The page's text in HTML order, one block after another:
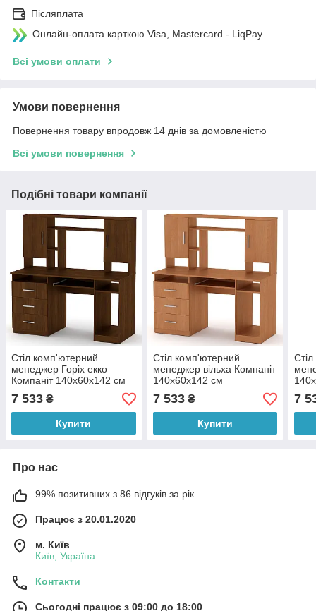
Післяплата
Онлайн-оплата карткою Visa, Mastercard - LiqPay
Всі умови оплати
Умови повернення
Повернення товару впродовж 14 днів за домовленістю
Всі умови повернення
Подібні товари компанії
Стіл комп'ютерний
менеджер Горіх екко
Компаніт 140х60х142 см
7 533 ₴
Купити
Стіл комп'ютерний
менеджер вільха Компаніт
140х60х142 см
7 533₴
Купити
7
Про нас
99% позитивних з 86 відгуків за рік
Працює з 20.01.2020
м. Київ
Київ, Україна
Контакти
Сьогодні працює з 09:00 до 18:00